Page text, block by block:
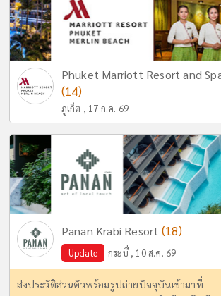
Phuket Marriott Resort and
(14)
ภูเก็ต , 17 ก.ค. 69
Panan Krabi Resort (18)
Update กระบี่ , 10 ส.ค. 69
ส่งประวัติส่วนตัวพร้อมรูปถ่ายปัจจุบันเข้ามาที่